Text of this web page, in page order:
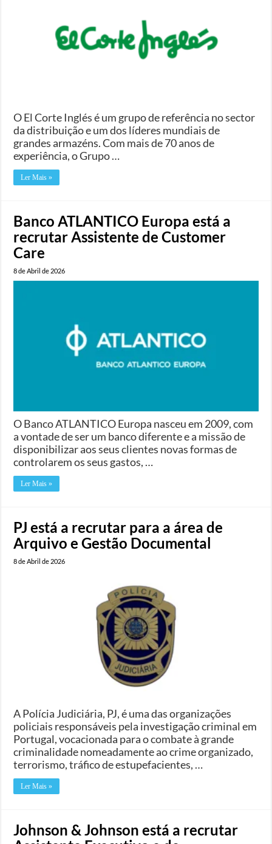
O El Corte Inglés é um grupo de referência no sector
da distribuição e um dos líderes mundiais de
grandes armazéns. Com mais de 70 anos de
experiência, o Grupo …
Ler Mais »
Banco ATLANTICO Europa está a
recrutar Assistente de Customer
Care
8 de Abril de 2026
O Banco ATLANTICO Europa nasceu em 2009, com
a vontade de ser um banco diferente e a missão de
disponibilizar aos seus clientes novas formas de
controlarem os seus gastos, …
Ler Mais »
PJ está a recrutar para a área de
Arquivo e Gestão Documental
8 de Abril de 2026
A Polícia Judiciária, PJ, é uma das organizações
policiais responsáveis pela investigação criminal em
Portugal, vocacionada para o combate à grande
criminalidade nomeadamente ao crime organizado,
terrorismo, tráfico de estupefacientes, …
Ler Mais »
Johnson & Johnson está a recrutar